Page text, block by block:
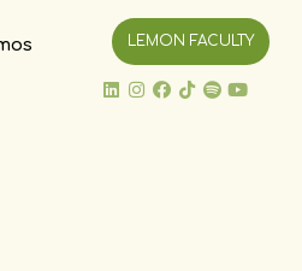
LEMON FACULTY